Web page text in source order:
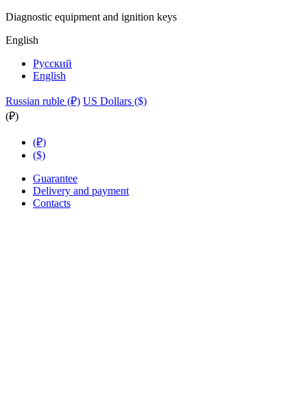
Diagnostic equipment and ignition keys
English
Русский
English
Russian ruble (₽) US Dollars ($)
(₽)
(₽)
($)
Guarantee
Delivery and payment
Contacts